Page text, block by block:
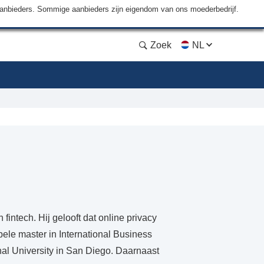
Sommige aanbieders zijn eigendom van ons moederbedrijf.
Zoek NL
fintech. Hij gelooft dat online privacy
master in International Business
University in San Diego. Daarnaast